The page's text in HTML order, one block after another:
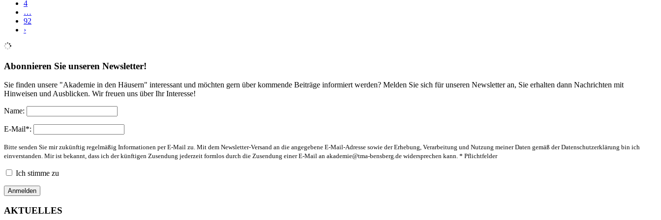
4
…
92
›
Abonnieren Sie unseren Newsletter!
Sie finden unsere "Akademie in den Häusern" interessant und möchten gern über kommende Beiträge informiert werden? Melden Sie sich für unseren Newsletter an, Sie erhalten dann Nachrichten mit
Hinweisen und Ausblicken. Wir freuen uns über Ihr Interesse!
Name:
E-Mail*:
Bitte senden Sie mir zukünftig regelmäßig Informationen per E-Mail zu. Mit dem Newsletter-Versand an die angegebene E-Mail-Adresse sowie der Erhebung, Verarbeitung und Nutzung meiner Daten gemäß der Datenschutzerklärung bin ich
einverstanden. Mir ist bekannt, dass ich der künftigen Zusendung jederzeit formlos durch die Zusendung einer E-Mail an akademie@tma-bensberg.de widersprechen kann. * Pflichtfelder
Ich stimme zu
AKTUELLES